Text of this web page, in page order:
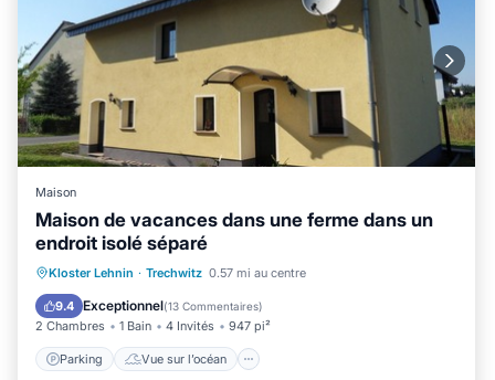
Maison
Maison de vacances dans une ferme dans un
endroit isolé séparé
Kloster Lehnin · Trechwitz 0.57 mi au centre
9.4 Exceptionnel(13 Commentaires)
2 Chambres 1 Bain 4 Invités 947 pi²
Parking Vue sur l’océan
Parking
Vue sur l’océan
Balcon/Terrasse
Vue